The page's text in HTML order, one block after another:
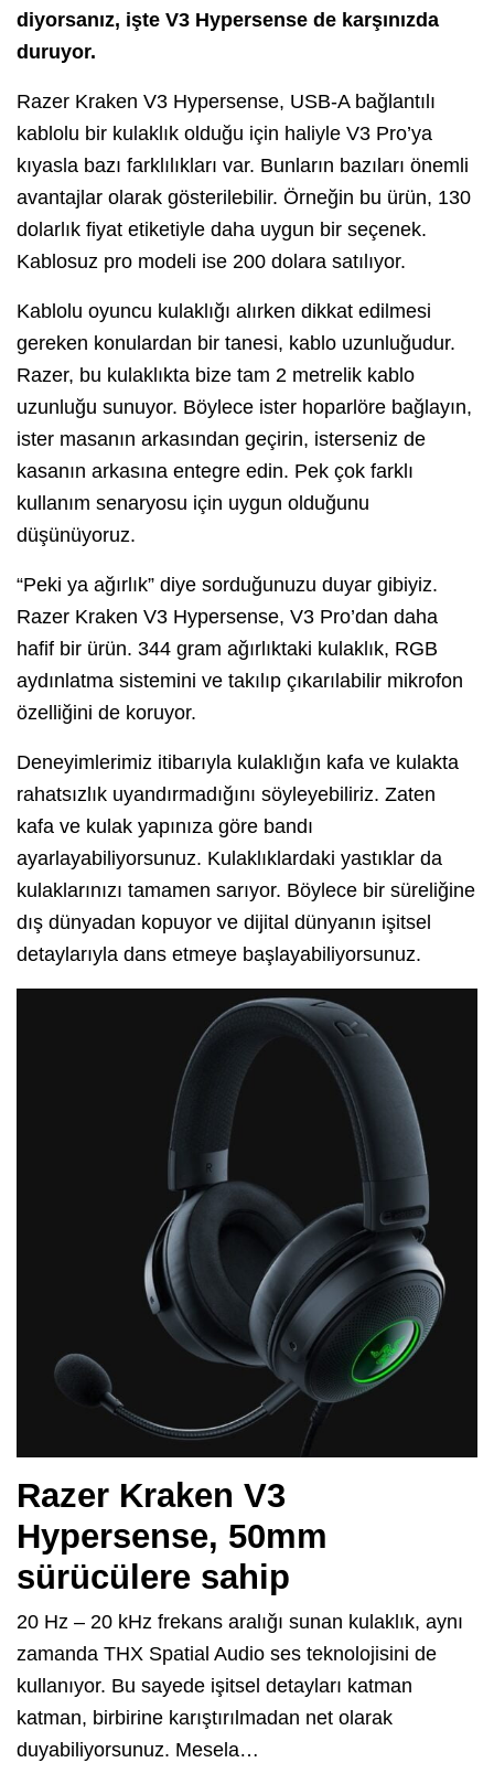
diyorsanız, işte V3 Hypersense de karşınızda
duruyor.
Razer Kraken V3 Hypersense, USB-A bağlantılı
kablolu bir kulaklık olduğu için haliyle V3 Pro’ya
kıyasla bazı farklılıkları var. Bunların bazıları önemli
avantajlar olarak gösterilebilir. Örneğin bu ürün, 130
dolarlık fiyat etiketiyle daha uygun bir seçenek.
Kablosuz pro modeli ise 200 dolara satılıyor.
Kablolu oyuncu kulaklığı alırken dikkat edilmesi
gereken konulardan bir tanesi, kablo uzunluğudur.
Razer, bu kulaklıkta bize tam 2 metrelik kablo
uzunluğu sunuyor. Böylece ister hoparlöre bağlayın,
ister masanın arkasından geçirin, isterseniz de
kasanın arkasına entegre edin. Pek çok farklı
kullanım senaryosu için uygun olduğunu
düşünüyoruz.
“Peki ya ağırlık” diye sorduğunuzu duyar gibiyiz.
Razer Kraken V3 Hypersense, V3 Pro’dan daha
hafif bir ürün. 344 gram ağırlıktaki kulaklık, RGB
aydınlatma sistemini ve takılıp çıkarılabilir mikrofon
özelliğini de koruyor.
Deneyimlerimiz itibarıyla kulaklığın kafa ve kulakta
rahatsızlık uyandırmadığını söyleyebiliriz. Zaten
kafa ve kulak yapınıza göre bandı
ayarlayabiliyorsunuz. Kulaklıklardaki yastıklar da
kulaklarınızı tamamen sarıyor. Böylece bir süreliğine
dış dünyadan kopuyor ve dijital dünyanın işitsel
detaylarıyla dans etmeye başlayabiliyorsunuz.
Razer Kraken V3
Hypersense, 50mm
sürücülere sahip
20 Hz – 20 kHz frekans aralığı sunan kulaklık, aynı
zamanda THX Spatial Audio ses teknolojisini de
kullanıyor. Bu sayede işitsel detayları katman
katman, birbirine karıştırılmadan net olarak
duyabiliyorsunuz. Mesela…